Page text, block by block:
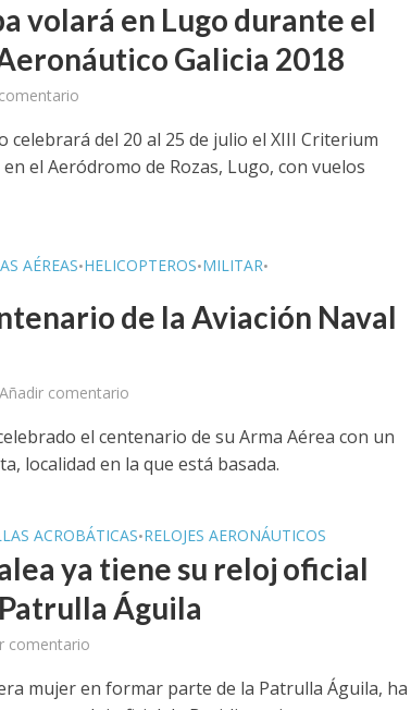
volará en Lugo durante el
Galicia 2018
celebrará del 20 al 25 de julio el XIII Criterium
el Aeródromo de Rozas, Lugo, con vuelos
AÉREAS•HELICOPTEROS•MILITAR•
de la Aviación Naval
Añadir comentario
el centenario de su Arma Aérea con un
localidad en la que está basada.
ACROBÁTICAS•RELOJES AERONÁUTICOS
ya tiene su reloj oficial
Águila
comentario
mujer en formar parte de la Patrulla Águila, ha